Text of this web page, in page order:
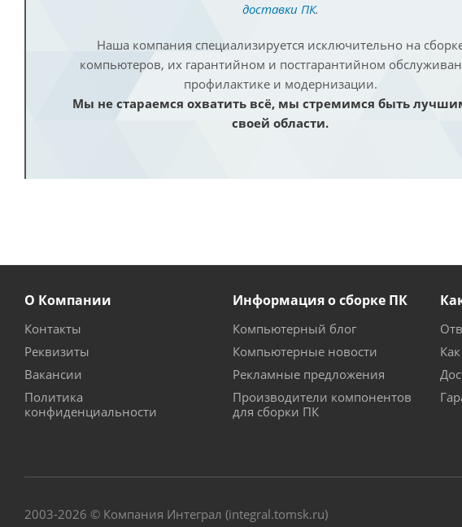
доставки ПК.
Наша компания специализируется исключительно на
компьютеров, их гарантийном и постгарантийном
профилактике и модернизации.
Мы не стараемся охватить всё, мы стремимся быть
своей области.
О Компании
Контакты
Реквизиты
Вакансии
Политика
конфиденциальности
Информация о сборке ПК
Компьютерный блог
Компьютерные новости
Рекламные предложения
Производители компонентов
для сборки ПК
2003-2026 © Компания Интеграл (integral.tomsk.ru)